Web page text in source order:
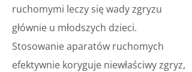
ruchomymi leczy się wady zgryzu
głównie u młodszych dzieci.
Stosowanie aparatów ruchomych
efektywnie koryguje niewłaściwy zgryz,